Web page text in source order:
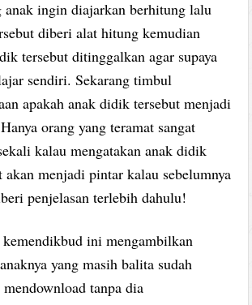
anak ingin diajarkan berhitung lalu
diberi alat hitung kemudian
tersebut ditinggalkan agar supaya
sendiri. Sekarang timbul
apakah anak didik tersebut menjadi
orang yang teramat sangat
kalau mengatakan anak didik
akan menjadi pintar kalau sebelumnya
penjelasan terlebih dahulu!
kemendikbud ini mengambilkan
yang masih balita sudah
tanpa dia